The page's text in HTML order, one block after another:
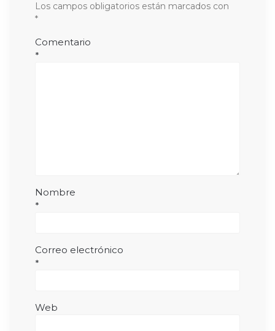
Los campos obligatorios están marcados con
*
Comentario
*
Nombre
*
Correo electrónico
*
Web